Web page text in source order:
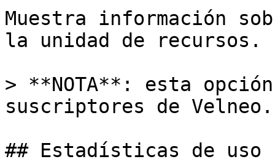
Muestra información
la unidad de recursos.
> **NOTA**: esta
suscriptores de Velneo.
## Estadísticas de uso